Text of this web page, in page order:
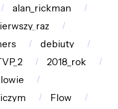
alan_rickman
debiuty
2018_rok
Flow